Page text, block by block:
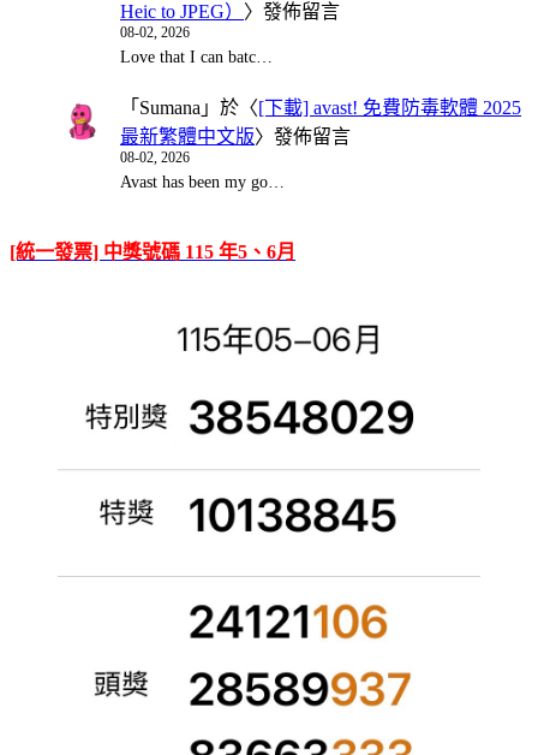
Heic to JPEG） 〉發佈留言
08-02, 2026
Love that I can batc…
「 Sumana 」於〈[下載] avast! 免費防毒軟體 2025
最新繁體中文版〉發佈留言
08-02, 2026
Avast has been my go…
[統一發票] 中獎號碼 115 年5、6月